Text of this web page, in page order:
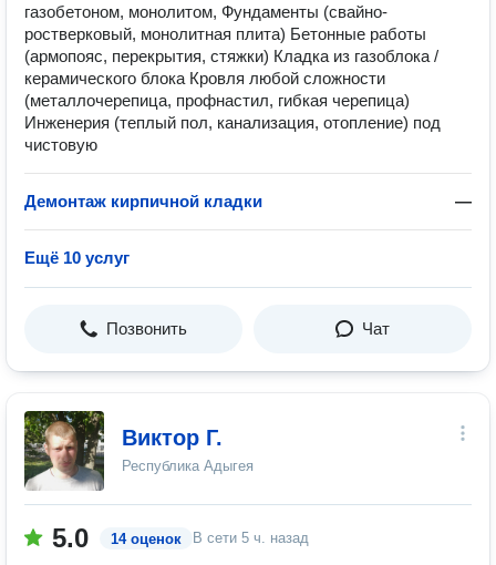
газобетоном, монолитом, Фундаменты (свайно-
ростверковый, монолитная плита) Бетонные работы
(армопояс, перекрытия, стяжки) Кладка из газоблока /
керамического блока Кровля любой сложности
(металлочерепица, профнастил, гибкая черепица)
Инженерия (теплый пол, канализация, отопление) под
чистовую
Демонтаж кирпичной кладки —
Ещё 10 услуг
Позвонить Чат
Виктор Г.
Республика Адыгея
5.0 14 оценок В сети 5 ч. назад